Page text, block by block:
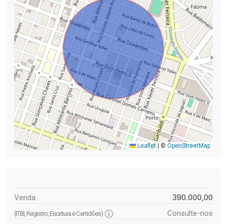
Leaflet | © OpenStreetMap
Venda 390.000,00
(ITBI, Registro, Escritura e Certidões)
Consulte-nos